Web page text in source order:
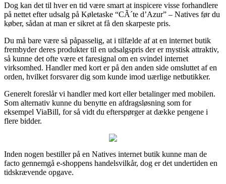
Dog kan det til hver en tid være smart at inspicere visse forhandlere
på nettet efter udsalg på Køletaske “CÃ´te d’Azur” – Natives før du
køber, sådan at man er sikret at få den skarpeste pris.
Du må bare være så påpasselig, at i tilfælde af at en internet butik
frembyder deres produkter til en udsalgspris der er mystisk attraktiv,
så kunne det ofte være et faresignal om en svindel internet
virksomhed. Handler med kort er på den anden side omsluttet af en
orden, hvilket forsvarer dig som kunde imod uærlige netbutikker.
Generelt foreslår vi handler med kort eller betalinger med mobilen.
Som alternativ kunne du benytte en afdragsløsning som for
eksempel ViaBill, for så vidt du efterspørger at dække pengene i
flere bidder.
Inden nogen bestiller på en Natives internet butik kunne man de
facto gennemgå e-shoppens handelsvilkår, dog er det undertiden en
tidskrævende opgave.